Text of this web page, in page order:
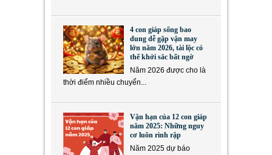
4 con giáp sống bao
dung dễ gặp vận may
lớn năm 2026, tài lộc có
thể khởi sắc bất ngờ
Năm 2026 được cho là
thời điểm nhiều chuyển...
Vận hạn của 12 con giáp
năm 2025: Những nguy
cơ luôn rình rập
Năm 2025 dự báo